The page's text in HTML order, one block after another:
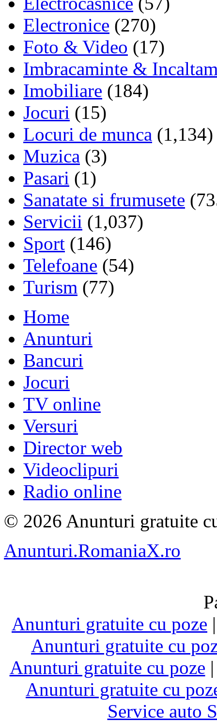
Electronice (270)
Foto & Video (17)
Imbracaminte &
Imobiliare (184)
Jocuri (15)
Locuri de munca (1,134)
Muzica (3)
Pasari (1)
Sanatate si frumusete
Servicii (1,037)
Sport (146)
Telefoane (54)
Turism (77)
Home
Anunturi
Bancuri
Jocuri
TV online
Versuri
Director web
Videoclipuri
Radio online
© 2026 Anunturi gratuite
Anunturi.RomaniaX.ro
Anunturi gratuite cu poze
Anunturi gratuite cu
Anunturi gratuite cu poze
Anunturi gratuite cu
Service auto